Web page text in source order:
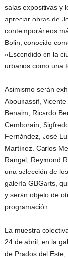
salas expositivas y
apreciar obras de
contemporáneos
Bolin, conocido
«Escondido en la
urbanos como una
Asimismo serán
Abounassif,
Benaim, Ricardo
Cemborain,
Fernández, José
Martínez, Carlos
Rangel, Reymond
una selección de
galería GBGarts,
y serán objeto de
programación.
La muestra colectiva
24 de abril, en la
de Prados del